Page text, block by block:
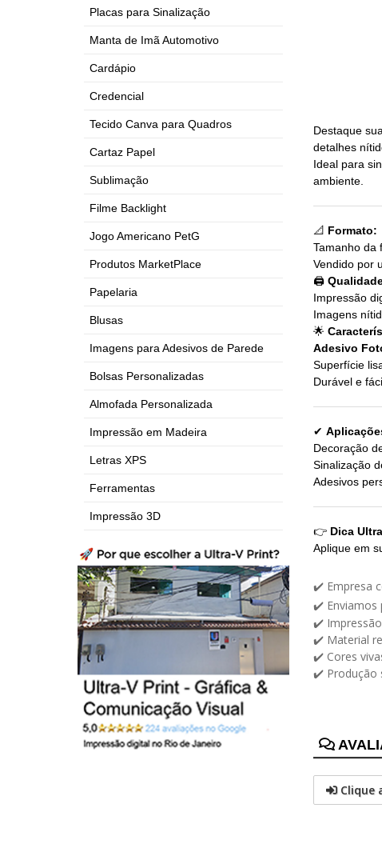
Placas para Sinalização
Manta de Imã Automotivo
Cardápio
Credencial
Tecido Canva para Quadros
Cartaz Papel
Sublimação
Filme Backlight
Jogo Americano PetG
Produtos MarketPlace
Papelaria
Blusas
Imagens para Adesivos de Parede
Bolsas Personalizadas
Almofada Personalizada
Impressão em Madeira
Letras XPS
Ferramentas
Impressão 3D
Destaque
detalhes
Ideal para
ambiente.
📐 Formato:
Tamanho da
Vendido por
🖨
Impressão
Imagens
🌟
Adesivo
Superfície
Durável e
✔
Decoração
Sinalização
Adesivos
👉 Dica
Aplique em
✔️ Empresa
✔️ Enviamos
✔️
✔️ Material
✔️ Cores
✔️ Produção
Clique